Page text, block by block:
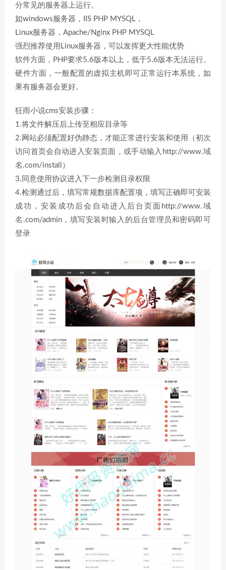
分常见的服务器上运行。
如windows服务器，IIS PHP MYSQL，
Linux服务器，Apache/Nginx PHP MYSQL
强烈推荐使用Linux服务器，可以发挥更大性能优势
软件方面，PHP要求5.6版本以上，低于5.6版本无法运行。
硬件方面，一般配置的虚拟主机即可正常运行本系统，如
果有服务器会更好。
狂雨小说cms安装步骤：
1.将文件解压后上传至相应目录等
2.网站必须配置好伪静态，才能正常进行安装和使用（初次
访问首页会自动进入安装页面，或手动输入http://www.域
名.com/install）
3.同意使用协议进入下一步检测目录权限
4.检测通过后，填写常规数据库配置项，填写正确即可安装
成功，安装成功后会自动进入后台页面http://www.域
名.com/admin，填写安装时输入的后台管理员和密码即可
登录